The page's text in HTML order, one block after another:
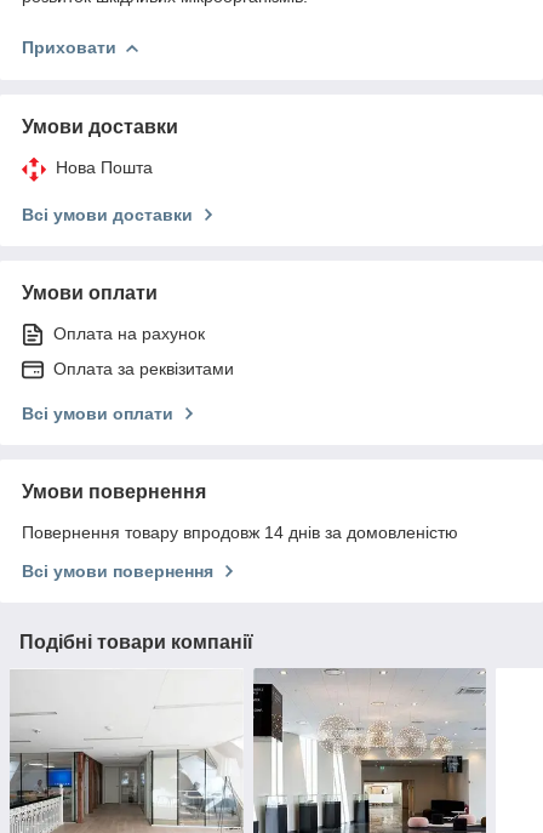
Приховати
Умови доставки
Нова Пошта
Всі умови доставки
Умови оплати
Оплата на рахунок
Оплата за реквізитами
Всі умови оплати
Умови повернення
Повернення товару впродовж 14 днів за домовленістю
Всі умови повернення
Подібні товари компанії